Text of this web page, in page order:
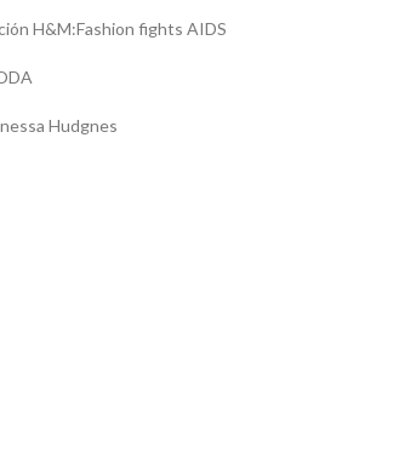
H&M:Fashion fights AIDS
Hudgnes